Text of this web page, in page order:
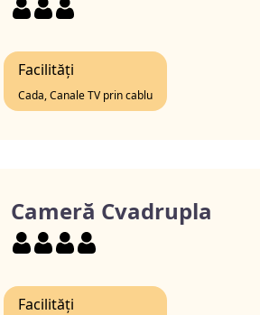
Facilități
Cada, Canale TV prin cablu
Cameră Cvadrupla
Facilități